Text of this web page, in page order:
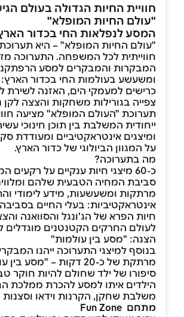
חוויית החיות הגדולה בעולם
"עולם החיות המופלא"
המסע לנפלאות החי בכדור
"עולם החיות המופלא" – היא
חווייתית לכל המשפחה. התערוכה
המבקרות והמבקרים למסע
ומשעשע בעולמות החי בכדור
כרישים למעמקי הים, האזנה לשירת
צפייה בגורילות משחקות והצצה לקן
תערוכת "העולם המופלא" מציעה
ייחודית המשלבת בין תוכן חינוכי
ומיצגים אינטראקטיביים ומעודדת
על המגוון הביולוגי של כדור הארץ.
מה בתערוכה?
כ-60 מיצגי חיות ענקיים על
סביבת המחיה הטבעית שלהם
מרתקות ומשעשעות, מידע לימודי
אינטראקטיביות: בעלי החיים
חיות הפרא של הג'ונגל והסוואנה
לעולם החרקים הקטנטנים מוגדלים
הצגה: "מסע בין עולמות"
בנוסף למיצגי התערוכה ייהנו
מרתקת של כ-20 דקות – "מסע
סיפורו של ילד שחולם להיות חוקר
הילדים איתו למסע להכרת ממלכת
משלבת שחקן, הקרנות וידאו
מתחם Fun Zone